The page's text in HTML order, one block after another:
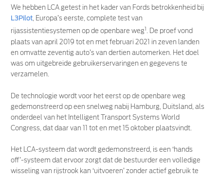
We hebben LCA getest in het kader van Fords betrokkenheid bij
L3Pilot, Europa’s eerste, complete test van
rijassistentiesystemen op de openbare weg1 . De proef vond
plaats van april 2019 tot en met februari 2021 in zeven landen
en omvatte zeventig auto’s van dertien automerken. Het doel
was om uitgebreide gebruikerservaringen en gegevens te
verzamelen.
De technologie wordt voor het eerst op de openbare weg
gedemonstreerd op een snelweg nabij Hamburg, Duitsland, als
onderdeel van het Intelligent Transport Systems World
Congress, dat daar van 11 tot en met 15 oktober plaatsvindt.
Het LCA-systeem dat wordt gedemonstreerd, is een ‘hands
off’-systeem dat ervoor zorgt dat de bestuurder een volledige
wisseling van rijstrook kan ‘uitvoeren’ zonder actief gebruik te